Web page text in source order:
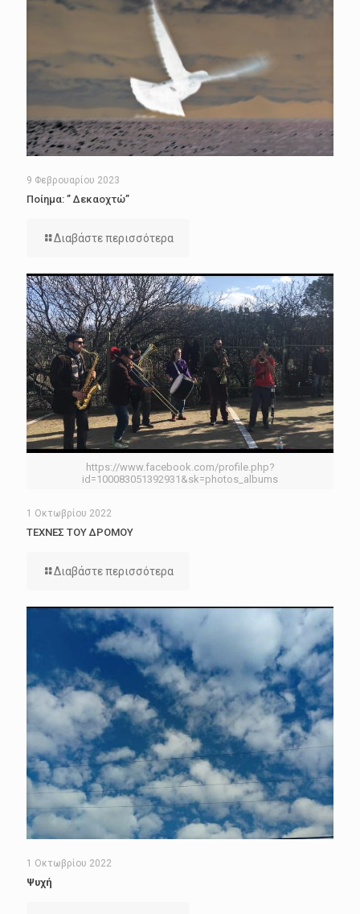
9 Φεβρουαρίου 2023
Ποίημα: ” Δεκαοχτώ”
Διαβάστε περισσότερα
https://www.facebook.com/profile.php?
id=100083051392931&sk=photos_albums
1 Οκτωβρίου 2022
ΤΕΧΝΕΣ ΤΟΥ ΔΡΟΜΟΥ
Διαβάστε περισσότερα
1 Οκτωβρίου 2022
Ψυχή